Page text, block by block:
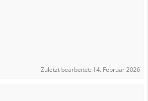
Zuletzt bearbeitet: 14. Februar 2026